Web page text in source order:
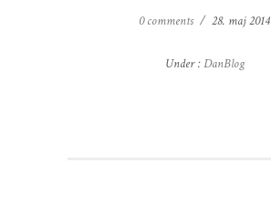
0 comments / 28. maj 2014
Under :DanBlog